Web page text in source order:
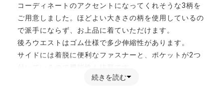
コーディネートのアクセントになってくれそうな3柄を
ご用意しました。ほどよい大きさの柄を使用しているの
で派手にならず、お上品に着ていただけます。
後ろウエストはゴム仕様で多少伸縮性があります。
サイドには着脱に便利なファスナーと、ポケットが2つ
フロントには全カラー共通のデザインボタン付き♪
続きを読む